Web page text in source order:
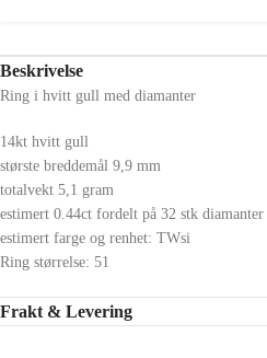
Beskrivelse
Ring i hvitt gull med diamanter
14kt hvitt gull
største breddemål 9,9 mm
totalvekt 5,1 gram
estimert 0.44ct fordelt på 32 stk diamanter
estimert farge og renhet: TWsi
Ring størrelse: 51
Frakt & Levering